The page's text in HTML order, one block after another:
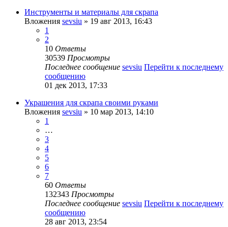
Инструменты и материалы для скрапа
Вложения sevsiu » 19 авг 2013, 16:43
1
2
10 Ответы
30539 Просмотры
Последнее сообщение sevsiu Перейти к последнему
сообщению
01 дек 2013, 17:33
Украшения для скрапа своими руками
Вложения sevsiu » 10 мар 2013, 14:10
1
…
3
4
5
6
7
60 Ответы
132343 Просмотры
Последнее сообщение sevsiu Перейти к последнему
сообщению
28 авг 2013, 23:54